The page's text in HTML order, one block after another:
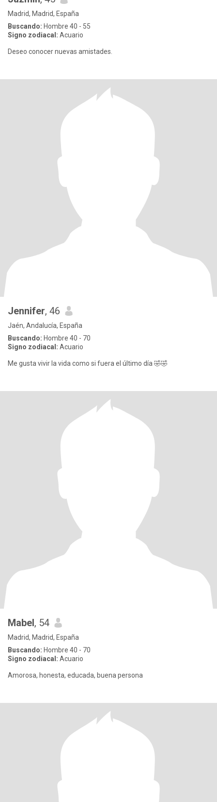
Madrid, Madrid, España
Buscando: Hombre 40 - 55
Signo zodiacal: Acuario
Deseo conocer nuevas amistades.
Jennifer, 46
Jaén, Andalucía, España
Buscando: Hombre 40 - 70
Signo zodiacal: Acuario
Me gusta vivir la vida como si fuera el último día 🤣🤣
Mabel, 54
Madrid, Madrid, España
Buscando: Hombre 40 - 70
Signo zodiacal: Acuario
Amorosa, honesta, educada, buena persona